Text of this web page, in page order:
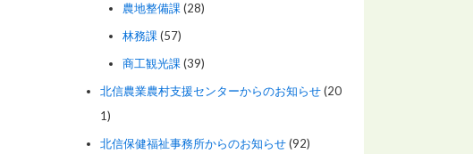
農地整備課(28)
林務課(57)
商工観光課(39)
北信農業農村支援センターからのお知らせ(20
1)
北信保健福祉事務所からのお知らせ(92)